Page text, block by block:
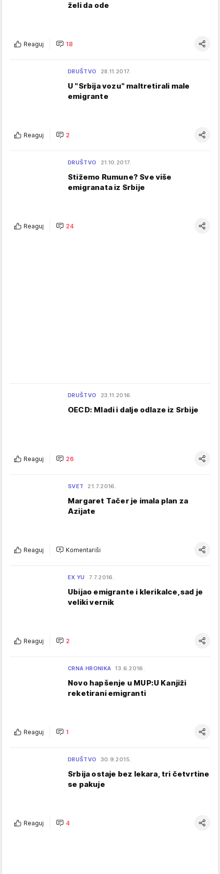
želi da ode
Reaguj 18
DRUŠTVO 28.11.2017.
U "Srbija vozu" maltretirali male
emigrante
Reaguj 2
DRUŠTVO 21.10.2017.
Stižemo Rumune? Sve više
emigranata iz Srbije
Reaguj 24
DRUŠTVO 23.11.2016.
OECD: Mladi i dalje odlaze iz Srbije
Reaguj 26
SVET 21.7.2016.
Margaret Tačer je imala plan za
Azijate
Reaguj Komentariši
EX YU 7.7.2016.
Ubijao emigrante i klerikalce,sad je
veliki vernik
Reaguj 2
CRNA HRONIKA 13.6.2016.
Novo hapšenje u MUP:U Kanjiži
reketirani emigranti
Reaguj 1
DRUŠTVO 30.9.2015.
Srbija ostaje bez lekara, tri četvrtine
se pakuje
Reaguj 4